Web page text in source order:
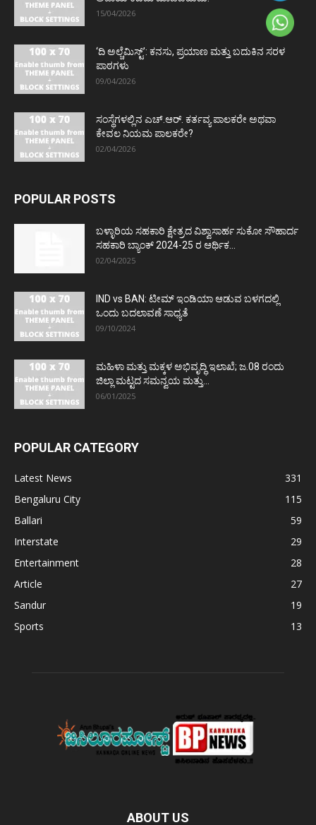
15/04/2026
‘ದಿ ಅಲ್ಚೆಮಿಸ್ಟ್’: ಕನಸು, ಪ್ರಯಾಣ ಮತ್ತು ಬದುಕಿನ ಸರಳ
ಪಾಠಗಳು
09/04/2026
ಸಂಸ್ಥೆಗಳಲ್ಲಿನ ಎಚ್.ಆರ್. ಕರ್ತವ್ಯ ಪಾಲಕರೇ ಅಥವಾ
ಕೇವಲ ನಿಯಮ ಪಾಲಕರೇ?
02/04/2026
POPULAR POSTS
ಬಳ್ಳಾರಿಯ ಸಹಕಾರಿ ಕ್ಷೇತ್ರದ ವಿಶ್ವಾಸಾರ್ಹ ಸುಕೋ ಸೌಹಾರ್ದ
ಸಹಕಾರಿ ಬ್ಯಾಂಕ್ 2024-25 ರ ಆರ್ಥಿಕ...
02/04/2025
IND vs BAN: ಟೀಮ್ ಇಂಡಿಯಾ ಆಡುವ ಬಳಗದಲ್ಲಿ
ಒಂದು ಬದಲಾವಣೆ ಸಾಧ್ಯತೆ
09/10/2024
ಮಹಿಳಾ ಮತ್ತು ಮಕ್ಕಳ ಅಭಿವೃದ್ಧಿ ಇಲಾಖೆ; ಜ.08 ರಂದು
ಜಿಲ್ಲಾ ಮಟ್ಟದ ಸಮನ್ವಯ ಮತ್ತು...
06/01/2025
POPULAR CATEGORY
Latest News
331
Bengaluru City
115
Ballari
59
Interstate
29
Entertainment
28
Article
27
Sandur
19
Sports
13
ABOUT US